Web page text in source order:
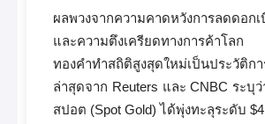
ผลพวงจากความคาดหวังการลดดอ
และความตึงเครียดทางการค้าโลก
ทองคำทำสถิติสูงสุดใหม่เป็นประวั
ล่าสุดจาก Reuters และ CNBC ระบุ
สปอต (Spot Gold) ได้พุ่งทะลุระดับ